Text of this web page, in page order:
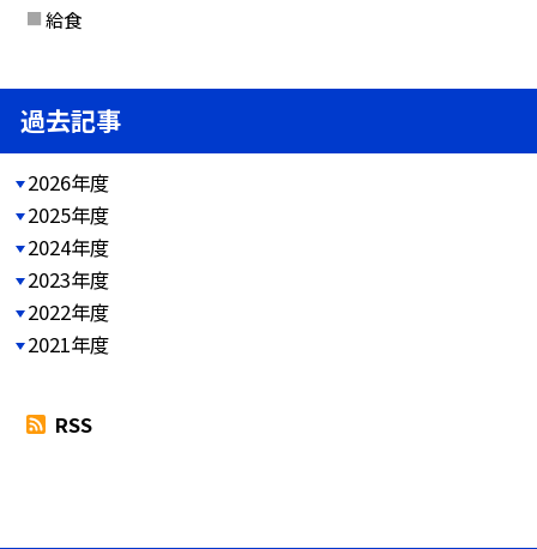
給食
過去記事
2026年度
2025年度
2024年度
2023年度
2022年度
2021年度
RSS